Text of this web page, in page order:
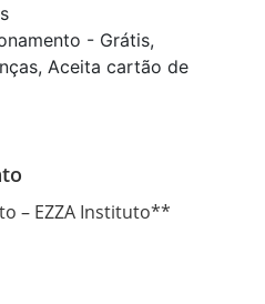
- Grátis,
Aceita cartão de
– EZZA Instituto**